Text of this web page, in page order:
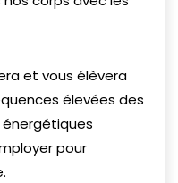
et vous élèvera
élevées des
pour